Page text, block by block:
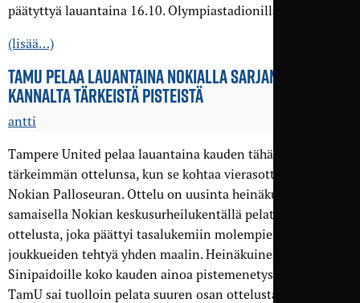
päätyttyä lauantaina 16.10. Olympiastadionilla Helsingissä.
(lisää…)
TAMU PELAA LAUANTAINA NOKIALLA SARJA­NOUSUN
KANNALTA TÄRKEISTÄ PISTEISTÄ
antti
Tampere United pelaa lauantaina kauden tähän asti
tärkeimmän ottelunsa, kun se kohtaa vierasottelussa
Nokian Palloseuran. Ottelu on uusinta heinäkuun alussa
samaisella Nokian keskusurheilukentällä pelatusta
ottelusta, joka päättyi tasalukemiin molempien
joukkueiden tehtyä yhden maalin. Heinäkuinen tasapeli on
Sinipaidoille koko kauden ainoa pistemenetys, vaikka
TamU sai tuolloin pelata suuren osan ottelusta